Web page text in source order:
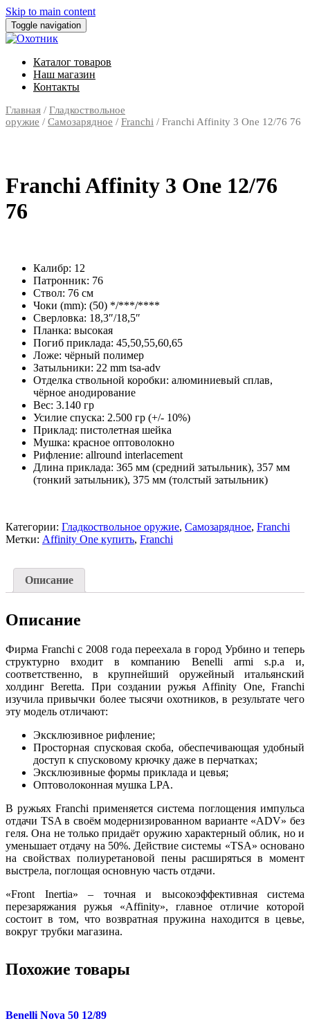
Skip to main content
Toggle navigation
Каталог товаров
Наш магазин
Контакты
Главная / Гладкоствольное
оружие / Самозарядное / Franchi / Franchi Affinity 3 One 12/76 76
Franchi Affinity 3 One 12/76
76
Калибр: 12
Патронник: 76
Ствол: 76 см
Чоки (mm): (50) */***/****
Сверловка: 18,3″/18,5″
Планка: высокая
Погиб приклада: 45,50,55,60,65
Ложе: чёрный полимер
Затыльники: 22 mm tsa-adv
Отделка ствольной коробки: алюминиевый сплав,
чёрное анодирование
Вес: 3.140 гр
Усилие спуска: 2.500 гр (+/- 10%)
Приклад: пистолетная шейка
Мушка: красное оптоволокно
Рифление: allround interlacement
Длина приклада: 365 мм (средний затыльник), 357 мм
(тонкий затыльник), 375 мм (толстый затыльник)
Категории: Гладкоствольное оружие, Самозарядное, Franchi
Метки: Affinity One купить, Franchi
Описание
Описание
Фирма Franchi с 2008 года переехала в город Урбино и теперь
структурно входит в компанию Benelli armi s.p.a и,
соответственно, в крупнейший оружейный итальянский
холдинг Beretta. При создании ружья Affinity One, Franchi
изучила привычки более тысячи охотников, в результате чего
эту модель отличают:
Эксклюзивное рифление;
Просторная спусковая скоба, обеспечивающая удобный
доступ к спусковому крючку даже в перчатках;
Эксклюзивные формы приклада и цевья;
Оптоволоконная мушка LPA.
В ружьях Franchi применяется система поглощения импульса
отдачи TSA в своём модернизированном варианте «ADV» без
геля. Она не только придаёт оружию характерный облик, но и
уменьшает отдачу на 50%. Действие системы «TSA» основано
на свойствах полиуретановой пены расширяться в момент
выстрела, поглощая основную часть отдачи.
«Front Inertia» – точная и высокоэффективная система
перезаряжания ружья «Affinity», главное отличие которой
состоит в том, что возвратная пружина находится в цевье,
вокруг трубки магазина.
Похожие товары
Benelli Nova 50 12/89